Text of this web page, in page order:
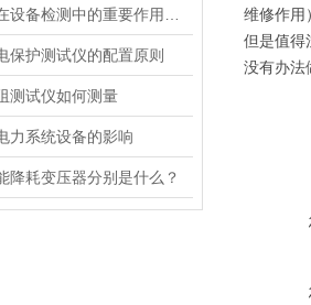
保护测试仪的配置原则
测试仪如何测量
力系统设备的影响
降耗变压器分别是什么？
维修作用
但是值得
没有办法